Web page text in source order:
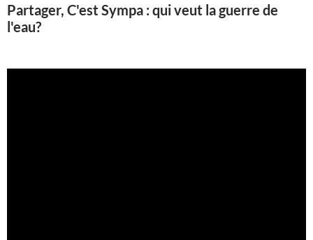
Partager, C'est Sympa : qui veut la guerre de
l'eau?